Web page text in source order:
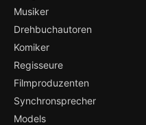
Musiker
Drehbuchautoren
Komiker
Regisseure
Filmproduzenten
Synchronsprecher
Models